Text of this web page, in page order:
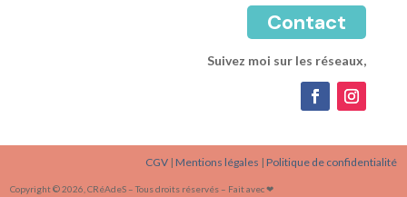
Contact
Suivez moi sur les réseaux,
CGV| Mentions légales | Politique de confidentialité
Copyright © 2026, CRéAdeS – Tous droits réservés – Fait avec ❤